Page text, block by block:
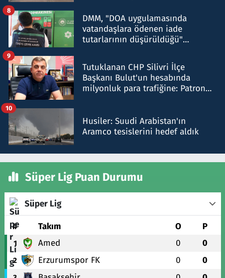
DMM, "DOA uygulamasında
vatandaşlara ödenen iade
tutarlarının düşürüldüğü"
8
Tutuklanan CHP Silivri İlçe
Başkanı Bulut'un hesabında
milyonluk para trafiğine: Patron
9
Husiler: Suudi Arabistan'ın
Aramco tesislerini hedef aldık
10
Süper Lig Puan Durumu
Süper Lig
# Takım O P
1 Amed 0 0
2 Erzurumspor FK 0 0